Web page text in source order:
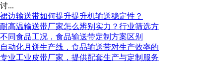
讨...
裙边输送带如何提升提升机输送稳定性？
耐高温输送带厂家怎么辨别实力？行业筛选方
不同食品工况，食品输送带定制方案区别
自动化月饼生产线，食品输送带对生产效率的
专业工业皮带厂家，提供配套生产与定制服务